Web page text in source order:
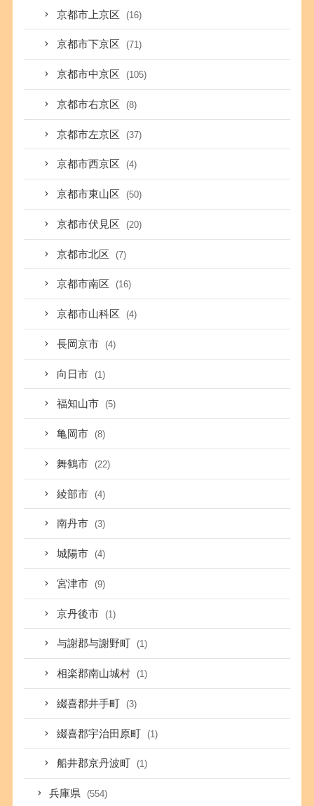
京都市上京区 (16)
京都市下京区 (71)
京都市中京区 (105)
京都市右京区 (8)
京都市左京区 (37)
京都市西京区 (4)
京都市東山区 (50)
京都市伏見区 (20)
京都市北区 (7)
京都市南区 (16)
京都市山科区 (4)
長岡京市 (4)
向日市 (1)
福知山市 (5)
亀岡市 (8)
舞鶴市 (22)
綾部市 (4)
南丹市 (3)
城陽市 (4)
宮津市 (9)
京丹後市 (1)
与謝郡与謝野町 (1)
相楽郡南山城村 (1)
綴喜郡井手町 (3)
綴喜郡宇治田原町 (1)
船井郡京丹波町 (1)
兵庫県 (554)